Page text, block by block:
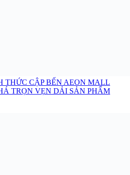
THỨC CẬP BẾN AEON MALL
TRỌN VẸN DẢI SẢN PHẨM